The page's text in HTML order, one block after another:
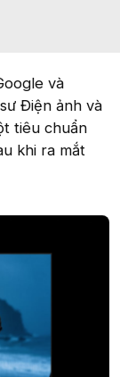
và
Điện ảnh và
tiêu chuẩn
khi ra mắt